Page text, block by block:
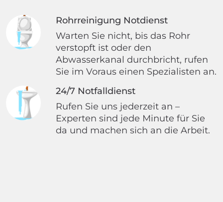
Rohrreinigung Notdienst
Warten Sie nicht, bis das Rohr
verstopft ist oder den
Abwasserkanal durchbricht, rufen
Sie im Voraus einen Spezialisten an.
24/7 Notfalldienst
Rufen Sie uns jederzeit an –
Experten sind jede Minute für Sie
da und machen sich an die Arbeit.